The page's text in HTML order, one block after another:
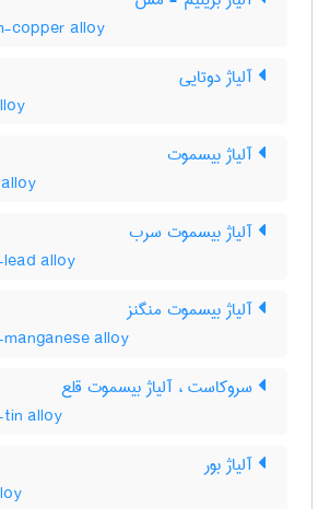
copper alloy
آلیاژ دوتایی
آلیاژ بیسموت
آلیاژ بیسموت سرب
alloy
آلیاژ بیسموت منگنز
alloy
سروکاست ، آلیاژ بیسموت قلع
alloy
آلیاژ بور